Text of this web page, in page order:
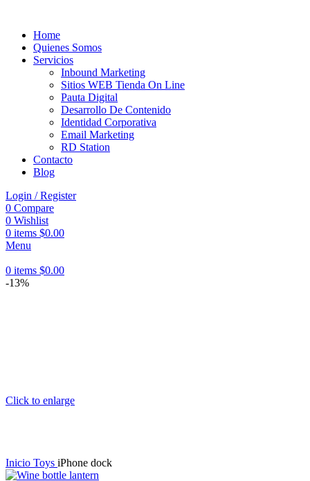
Home
Quienes Somos
Servicios
Inbound Marketing
Sitios WEB Tienda On Line
Pauta Digital
Desarrollo De Contenido
Identidad Corporativa
Email Marketing
RD Station
Contacto
Blog
Login / Register
0 Compare
0 Wishlist
0 items $0.00
Menu
0 items $0.00
-13%
Click to enlarge
Inicio Toys iPhone dock